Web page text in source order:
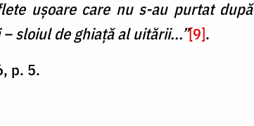
ușoare care nu s-au purtat după
sloiul de ghiață al uitării...”[9].
p. 5.